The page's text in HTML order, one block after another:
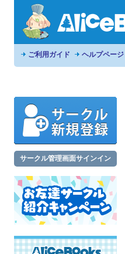
ご利用ガイド ヘルプページ
サークル管理画面サインイン